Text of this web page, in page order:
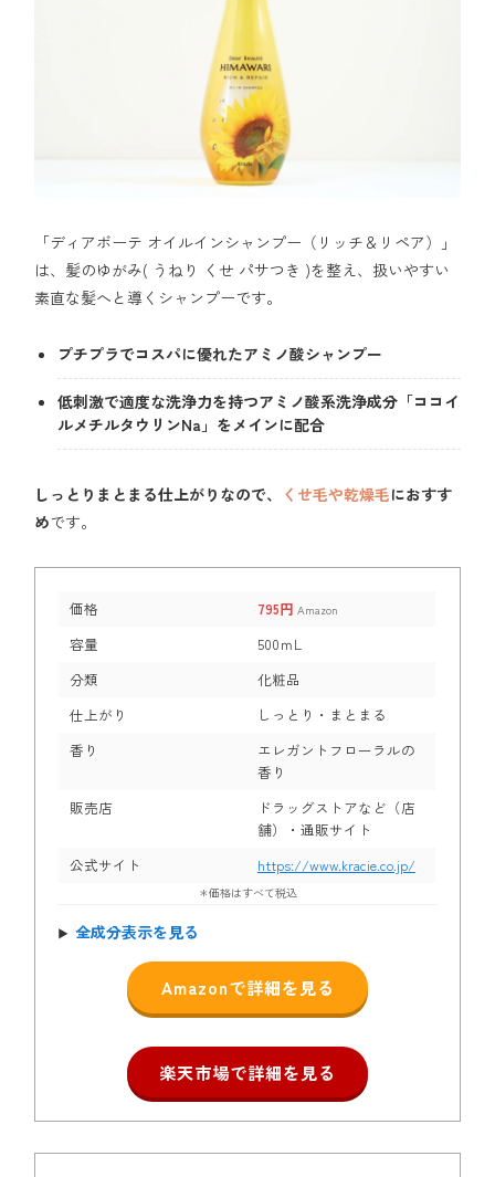
「ディアボーテ オイルインシャンプー（リッチ＆リペア）」
は、髪のゆがみ( うねり くせ パサつき )を整え、扱いやすい
素直な髪へと導くシャンプーです。
プチプラでコスパに優れたアミノ酸シャンプー
低刺激で適度な洗浄力を持つアミノ酸系洗浄成分「ココイ
ルメチルタウリンNa」をメインに配合
しっとりまとまる仕上がりなので、 くせ毛や乾燥毛におすす
めです。
価格 795円 Amazon
容量
500ｍL
分類
化粧品
仕上がり
しっとり・まとまる
香り
エレガントフローラルの
香り
販売店
ドラッグストアなど（店
舗）・通販サイト
公式サイト
https://www.kracie.co.jp/
＊価格はすべて税込
全成分表示を見る
Amazonで詳細を見る
楽天市場で詳細を見る